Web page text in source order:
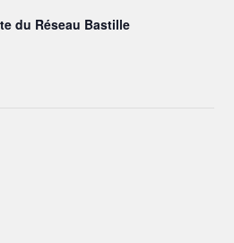
du Réseau Bastille